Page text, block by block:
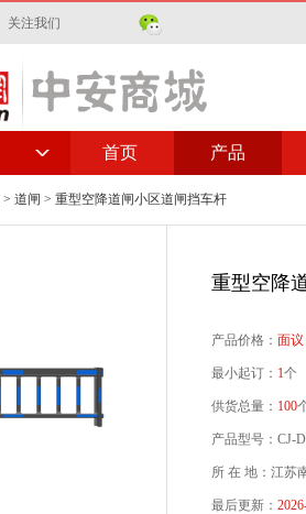
关注我们
首页 产品
> 道闸 > 重型空降道闸小区道闸挡车杆
重型空降
产品价格： 面议
最小起订： 1个
供货总量： 100
产品型号：CJ-
所 在 地：江苏
最后更新：